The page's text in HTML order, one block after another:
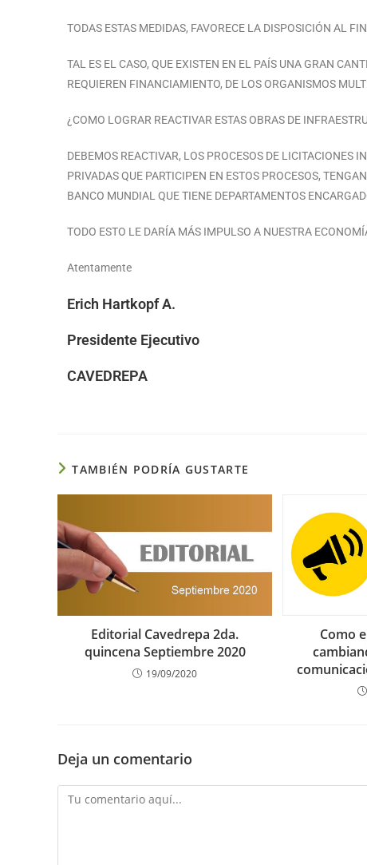
TODAS ESTAS MEDIDAS, FAVORECE LA DISPOSICIÓN AL
TAL ES EL CASO, QUE EXISTEN EN EL PAÍS UNA GRAN
REQUIEREN FINANCIAMIENTO, DE LOS ORGANISMOS
¿COMO LOGRAR REACTIVAR ESTAS OBRAS DE
DEBEMOS REACTIVAR, LOS PROCESOS DE LICITACIONES
PRIVADAS QUE PARTICIPEN EN ESTOS PROCESOS,
BANCO MUNDIAL QUE TIENE DEPARTAMENTOS
TODO ESTO LE DARÍA MÁS IMPULSO A NUESTRA
Atentamente
Erich Hartkopf A.
Presidente Ejecutivo
CAVEDREPA
TAMBIÉN PODRÍA GUSTARTE
Editorial Cavedrepa 2da.
quincena Septiembre 2020
19/09/2020
Como
Deja un comentario